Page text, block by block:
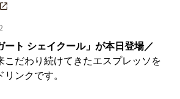
ート シェイクール」が本日登場／
こだわり続けてきたエスプレッソを
ンクです。